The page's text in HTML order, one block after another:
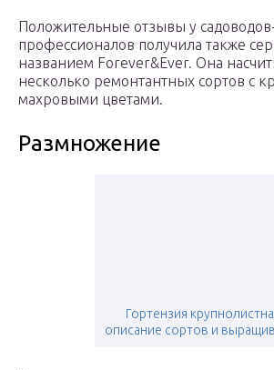
Положительные отзывы у
профессионалов получила также
названием Forever&Ever. Она
несколько ремонтантных сортов с
махровыми цветами.
Размножение
Гортензия
описание сортов и